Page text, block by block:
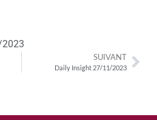
SUIVANT
Daily Insight 27/11/2023